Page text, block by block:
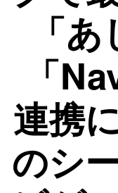
「
「
連携
のシ